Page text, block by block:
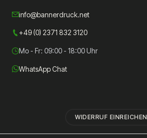
info@bannerdruck.net
+49 (0) 2371 832 3120
Mo - Fr: 09:00 - 18:00 Uhr
WhatsApp Chat
WIDERRUF EINREICHEN